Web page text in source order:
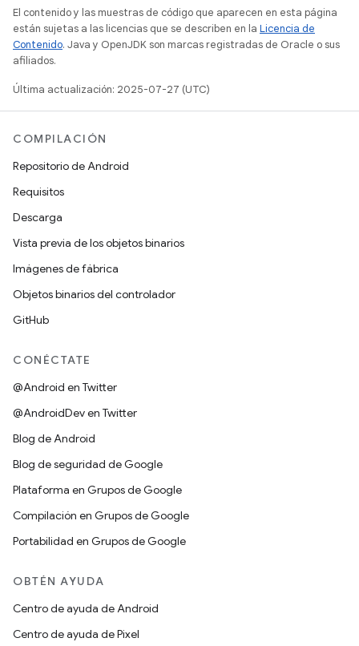
El contenido y las muestras de código que aparecen en esta página
están sujetas a las licencias que se describen en la Licencia de
Contenido. Java y OpenJDK son marcas registradas de Oracle o sus
afiliados.
Última actualización: 2025-07-27 (UTC)
COMPILACIÓN
Repositorio de Android
Requisitos
Descarga
Vista previa de los objetos binarios
Imágenes de fábrica
Objetos binarios del controlador
GitHub
CONÉCTATE
@Android en Twitter
@AndroidDev en Twitter
Blog de Android
Blog de seguridad de Google
Plataforma en Grupos de Google
Compilación en Grupos de Google
Portabilidad en Grupos de Google
OBTÉN AYUDA
Centro de ayuda de Android
Centro de ayuda de Pixel